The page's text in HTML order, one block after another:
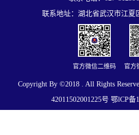
联系地址：湖北省武汉市江夏
官方微信二维码 官方
Copyright By ©2018 . All Rights
42011502001225号 鄂lCP备